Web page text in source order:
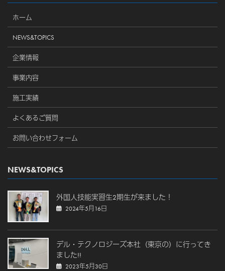
ホーム
NEWS&TOPICS
企業情報
事業内容
施工実績
よくあるご質問
お問い合わせフォーム
NEWS&TOPICS
外国人技能実習生2期生が来ました！
2024年5月16日
デル・テクノロジーズ本社（東京の）に行ってき
ました!!
2023年5月30日